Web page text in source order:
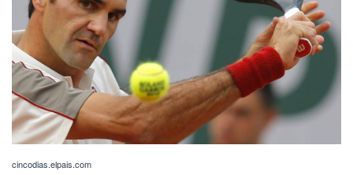
cincodias.elpais.com